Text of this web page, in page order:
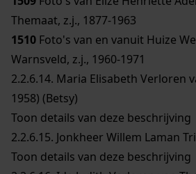
Themaat, z.j., 1877-1963
1510 Foto's van en vanuit Huize
Warnsveld, z.j., 1960-1971
2.2.6.14. Maria Elisabeth Verloren
1958) (Betsy)
Toon details van deze beschrijving
2.2.6.15. Jonkheer Willem Laman
Toon details van deze beschrijving